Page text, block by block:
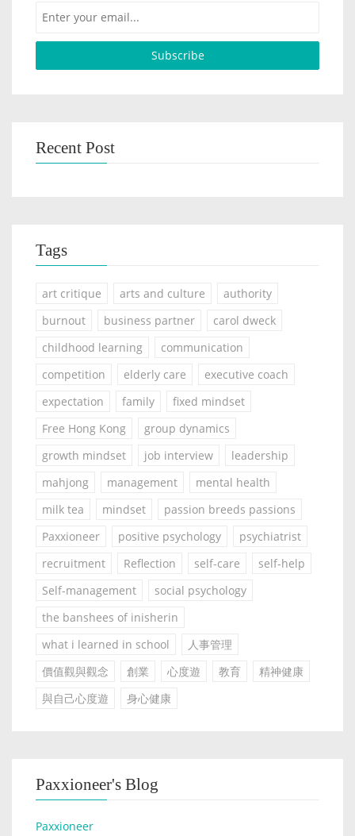
Recent Post
Tags
art critique arts and culture
authority
burnout
business partner
carol dweck
childhood learning
communication
competition
elderly care
executive coach
expectation
family
fixed mindset
Free Hong Kong
group dynamics
growth mindset
job interview
leadership
mahjong
management
mental health
milk tea
mindset
passion breeds passions
Paxxioneer
positive psychology
psychiatrist
recruitment
Reflection self-care
self-help
Self-management
social psychology
the banshees of inisherin
what i learned in school
人事管理
價值觀與觀念
創業 心度遊 教育
精神健康
與自己心度遊
身心健康
Paxxioneer's Blog
Paxxioneer